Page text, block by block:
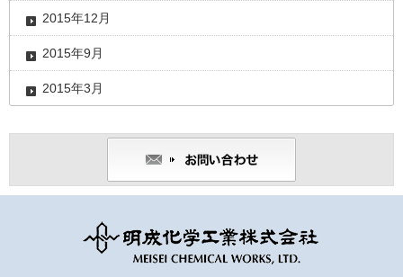
2015年12月
2015年9月
2015年3月